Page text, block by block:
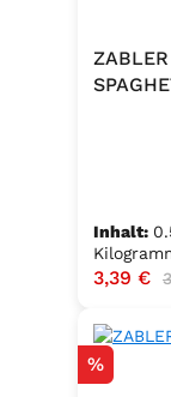
Inhalt:
3,39 €
Rabatt
%